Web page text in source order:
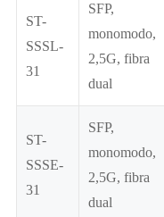
ST-
SSSL-
31
SFP,
monomodo,
2,5G, fibra
dual
ST-
SSSE-
31
SFP,
monomodo,
2,5G, fibra
dual